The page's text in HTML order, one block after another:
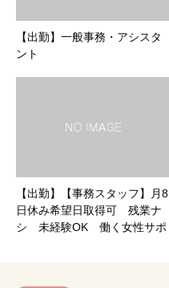
【出勤】一般事務・アシスタ
ント
【出勤】【事務スタッフ】月8
日休み希望日取得可 残業ナ
シ 未経験OK 働く女性サポ